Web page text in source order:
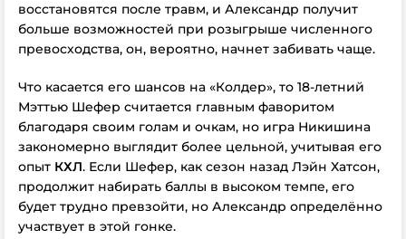
восстановятся после травм, и Александр получит
больше возможностей при розыгрыше численного
превосходства, он, вероятно, начнет забивать чаще.
Что касается его шансов на «Колдер», то 18-летний
Мэттью Шефер считается главным фаворитом
благодаря своим голам и очкам, но игра Никишина
закономерно выглядит более цельной, учитывая его
опыт КХЛ. Если Шефер, как сезон назад Лэйн Хатсон,
продолжит набирать баллы в высоком темпе, его
будет трудно превзойти, но Александр определённо
участвует в этой гонке.